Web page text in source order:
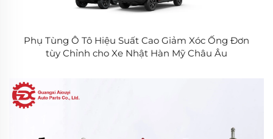
Phụ Tùng Ô Tô Hiệu Suất Cao Giảm Xóc Ống Đơn
tùy Chỉnh cho Xe Nhật Hàn Mỹ Châu Âu